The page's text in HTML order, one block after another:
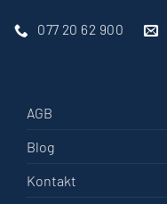
077 20 62 900
AGB
Blog
Kontakt